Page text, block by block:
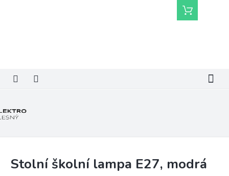
Nákupní
košík
Stolní školní lampa E27, modrá